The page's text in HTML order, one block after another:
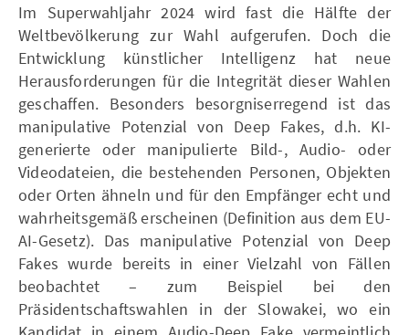
Im Superwahljahr 2024 wird fast die Hälfte der
Weltbevölkerung zur Wahl aufgerufen. Doch die
Entwicklung künstlicher Intelligenz hat neue
Herausforderungen für die Integrität dieser Wahlen
geschaffen. Besonders besorgniserregend ist das
manipulative Potenzial von Deep Fakes, d.h. KI-
generierte oder manipulierte Bild-, Audio- oder
Videodateien, die bestehenden Personen, Objekten
oder Orten ähneln und für den Empfänger echt und
wahrheitsgemäß erscheinen (Definition aus dem EU-
AI-Gesetz). Das manipulative Potenzial von Deep
Fakes wurde bereits in einer Vielzahl von Fällen
beobachtet – zum Beispiel bei den
Präsidentschaftswahlen in der Slowakei, wo ein